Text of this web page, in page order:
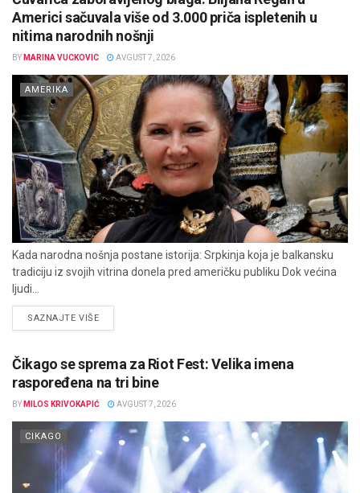
Americi sačuvala više od 3.000 priča ispletenih u
nitima narodnih nošnji
BY MARINA VUCKOVIC AVGUST 7, 2026
AMERIKA
Kada narodna nošnja postane istorija: Srpkinja koja je balkansku
tradiciju iz svojih vitrina donela pred američku publiku Dok većina
ljudi...
SAZNAJTE VIŠEDETAILS
Čikago se sprema za Riot Fest: Velika imena
raspoređena na tri bine
BY MILOS KRIVOKAPIĆ AVGUST 7, 2026
CIKAGO